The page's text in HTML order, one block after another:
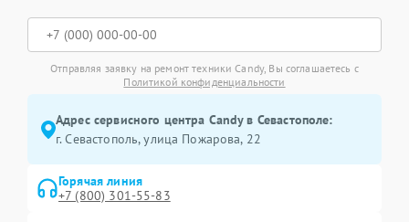
Отправляя заявку на ремонт техники Candy, Вы соглашаетесь с
Политикой конфиденциальности
Адрес сервисного центра Candy в Севастополе:
г. Севастополь, улица Пожарова, 22
Горячая линия
+7 (800) 301-55-83